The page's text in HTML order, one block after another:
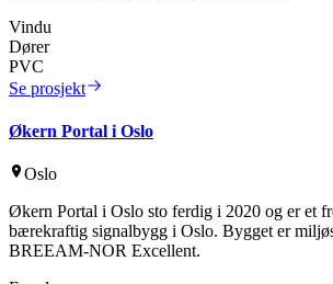
Vindu
Dører
PVC
Se prosjekt
Økern Portal i Oslo
Oslo
Økern Portal i Oslo sto ferdig i 2020 og er et
bærekraftig signalbygg i Oslo. Bygget er
BREEAM-NOR Excellent.